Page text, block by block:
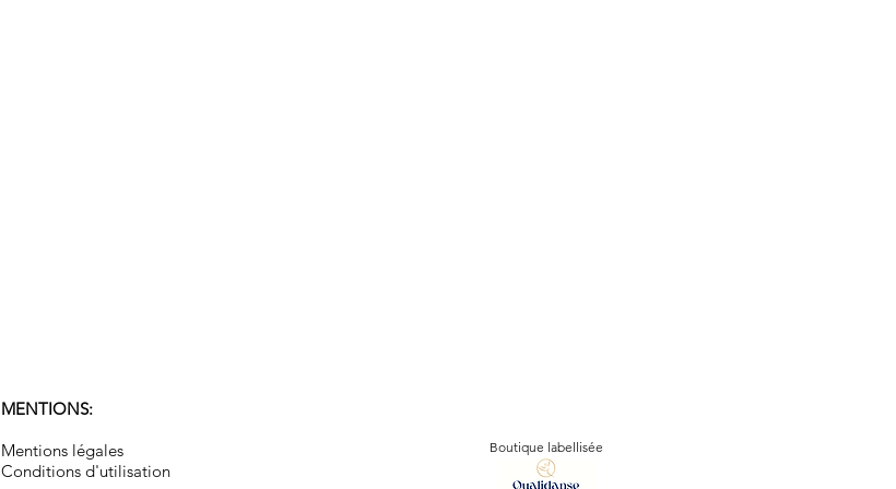
MENTIONS:
Mentions légales
Conditions d'utilisation
Boutique labellisée